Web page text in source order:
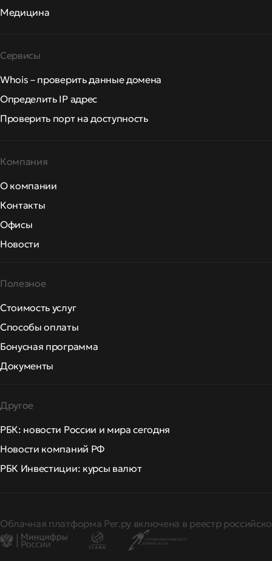
Медицина
Сервисы
Whois – проверить данные домена
Определить IP адрес
Проверить порт на доступность
Компания
О компании
Контакты
Офисы
Новости
Полезное
Стоимость услуг
Способы оплаты
Бонусная программа
Документы
Другое
РБК: новости России и мира сегодня
Новости компаний РФ
РБК Инвестиции: курсы валют
Облачная платформа Рег.ру включена в реестр